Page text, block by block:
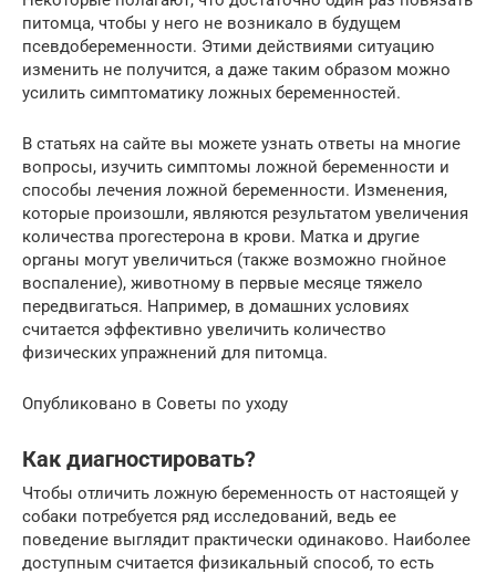
питомца, чтобы у него не возникало в будущем
псевдобеременности. Этими действиями ситуацию
изменить не получится, а даже таким образом можно
усилить симптоматику ложных беременностей.
В статьях на сайте вы можете узнать ответы на многие
вопросы, изучить симптомы ложной беременности и
способы лечения ложной беременности. Изменения,
которые произошли, являются результатом увеличения
количества прогестерона в крови. Матка и другие
органы могут увеличиться (также возможно гнойное
воспаление), животному в первые месяце тяжело
передвигаться. Например, в домашних условиях
считается эффективно увеличить количество
физических упражнений для питомца.
Опубликовано в Советы по уходу
Как диагностировать?
Чтобы отличить ложную беременность от настоящей у
собаки потребуется ряд исследований, ведь ее
поведение выглядит практически одинаково. Наиболее
доступным считается физикальный способ, то есть